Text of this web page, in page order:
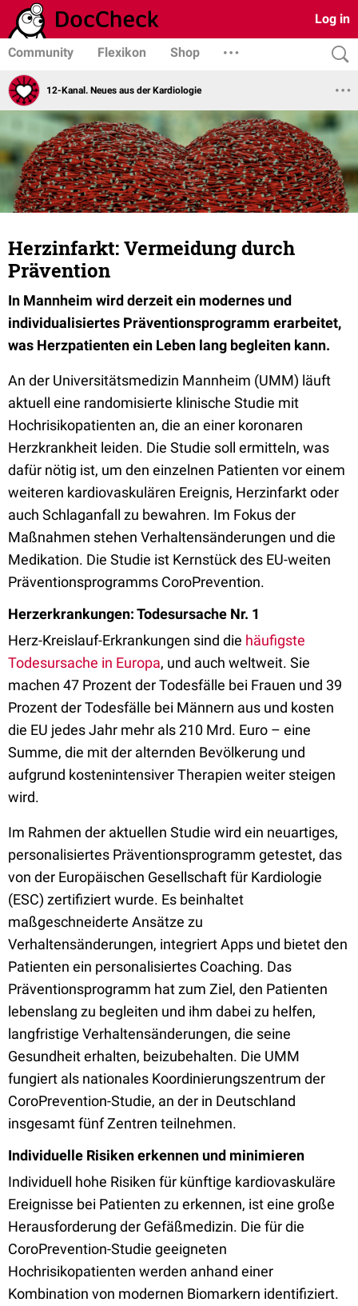
Log in
Community Flexikon Shop
12-Kanal. Neues aus der Kardiologie
Herzinfarkt: Vermeidung durch
Prävention
In Mannheim wird derzeit ein modernes und
individualisiertes Präventionsprogramm erarbeitet,
was Herzpatienten ein Leben lang begleiten kann.
An der Universitätsmedizin Mannheim (UMM) läuft
aktuell eine randomisierte klinische Studie mit
Hochrisikopatienten an, die an einer koronaren
Herzkrankheit leiden. Die Studie soll ermitteln, was
dafür nötig ist, um den einzelnen Patienten vor einem
weiteren kardiovaskulären Ereignis, Herzinfarkt oder
auch Schlaganfall zu bewahren. Im Fokus der
Maßnahmen stehen Verhaltensänderungen und die
Medikation. Die Studie ist Kernstück des EU-weiten
Präventionsprogramms CoroPrevention.
Herzerkrankungen: Todesursache Nr. 1
Herz-Kreislauf-Erkrankungen sind die häufigste
Todesursache in Europa, und auch weltweit. Sie
machen 47 Prozent der Todesfälle bei Frauen und 39
Prozent der Todesfälle bei Männern aus und kosten
die EU jedes Jahr mehr als 210 Mrd. Euro – eine
Summe, die mit der alternden Bevölkerung und
aufgrund kostenintensiver Therapien weiter steigen
wird.
Im Rahmen der aktuellen Studie wird ein neuartiges,
personalisiertes Präventionsprogramm getestet, das
von der Europäischen Gesellschaft für Kardiologie
(ESC) zertifiziert wurde. Es beinhaltet
maßgeschneiderte Ansätze zu
Verhaltensänderungen, integriert Apps und bietet den
Patienten ein personalisiertes Coaching. Das
Präventionsprogramm hat zum Ziel, den Patienten
lebenslang zu begleiten und ihm dabei zu helfen,
langfristige Verhaltensänderungen, die seine
Gesundheit erhalten, beizubehalten. Die UMM
fungiert als nationales Koordinierungszentrum der
CoroPrevention-Studie, an der in Deutschland
insgesamt fünf Zentren teilnehmen.
Individuelle Risiken erkennen und minimieren
Individuell hohe Risiken für künftige kardiovaskuläre
Ereignisse bei Patienten zu erkennen, ist eine große
Herausforderung der Gefäßmedizin. Die für die
CoroPrevention-Studie geeigneten
Hochrisikopatienten werden anhand einer
Kombination von modernen Biomarkern identifiziert.